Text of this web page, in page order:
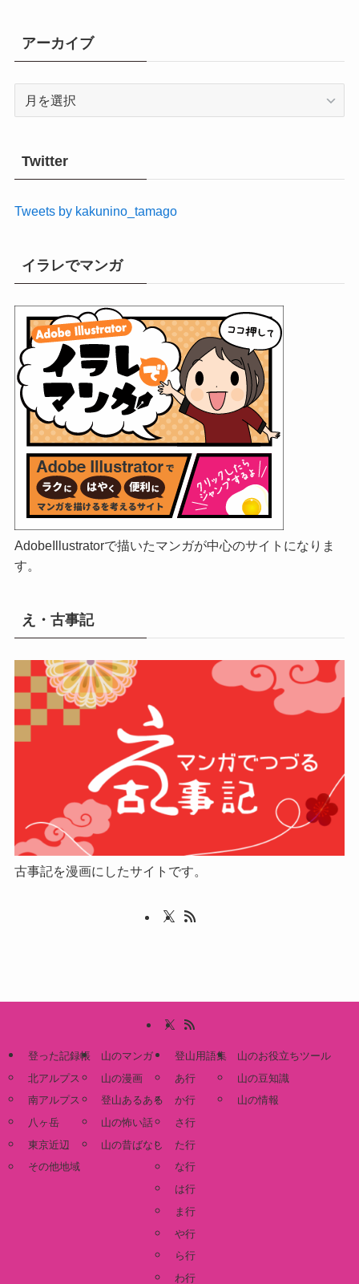
アーカイブ
Twitter
Tweets by kakunino_tamago
イラレでマンガ
AdobeIllustratorで描いたマンガが中心のサイトになりま
す。
え・古事記
古事記を漫画にしたサイトです。
登った記録帳
北アルプス
南アルプス
八ヶ岳
東京近辺
その他地域
山のマンガ
山の漫画
登山あるある
山の怖い話
山の昔ばなし
登山用語集
あ行
か行
さ行
た行
な行
は行
ま行
や行
ら行
わ行
山のお役立ちツール
山の豆知識
山の情報